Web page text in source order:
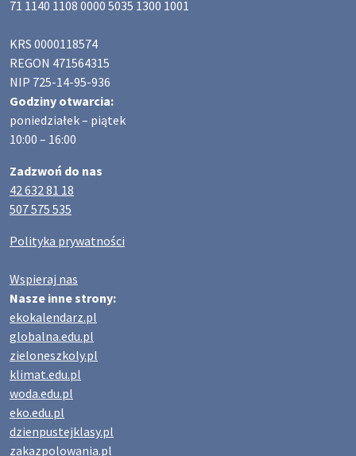
71 1140 1108 0000 5035 1300 1001
KRS 0000118574
REGON 471564315
NIP 725-14-95-936
Godziny otwarcia:
poniedziałek – piątek
10:00 – 16:00
Zadzwoń do nas
42 632 81 18
507 575 535
Polityka prywatności
Wspieraj nas
Nasze inne strony:
ekokalendarz.pl
globalna.edu.pl
zieloneszkoly.pl
klimat.edu.pl
woda.edu.pl
eko.edu.pl
dzienpustejklasy.pl
zakazpolowania.pl